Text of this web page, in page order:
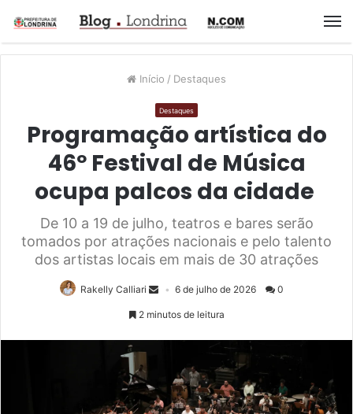
Início / Destaques
Destaques
Programação artística do
46º Festival de Música
ocupa palcos da cidade
De 10 a 19 de julho, teatros e bares serão
tomados por atrações nacionais e pelo talento
dos artistas locais em mais de 30 atrações
Rakelly Calliari 6 de julho de 2026 0
2 minutos de leitura